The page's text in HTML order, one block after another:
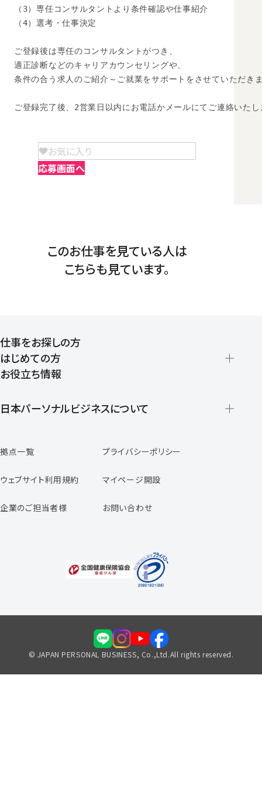
（3）専任コンサルタントより条件確認や仕事紹介
（4）選考・仕事決定
ご登録後は専任のコンサルタントがつき、
適正診断などのキャリアカウンセリングや、
条件の合う求人のご紹介～ご就業をサポートをさせていただき
ご登録完了後、2営業日以内にお電話かメールにてご連絡いたし
お気に入り
応募画面へ
このお仕事を見ている人は
こちらも見ています。
仕事をお探しの方
はじめての方
登録から就業開始までの流れ
お役立ち情報
日本パーソナルビジネスについて
スタッフの声
専任コンサルタントの声
福利厚生のご案内
拠点一覧 プライバシーポリシー
ウェブサイト利用規約 マイページ開設
企業のご担当者様 お問い合わせ
© JAPAN PERSONAL BUSINESS, Co.,Ltd.All rights reserved.